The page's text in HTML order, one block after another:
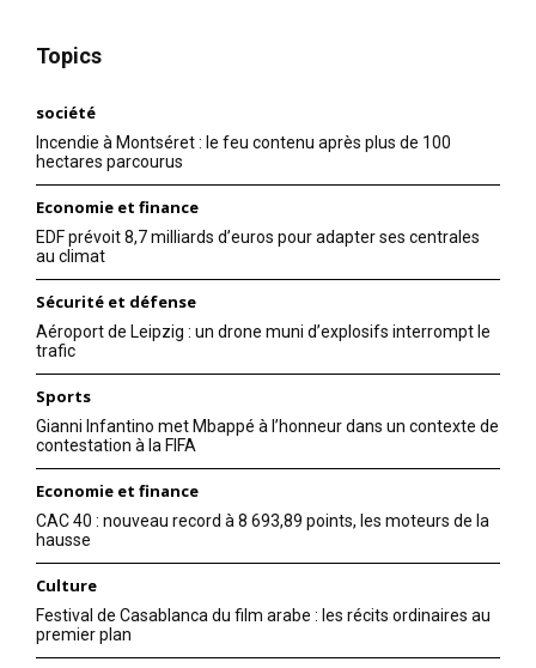
Topics
société
Incendie à Montséret : le feu contenu après plus de 100
hectares parcourus
Economie et finance
EDF prévoit 8,7 milliards d’euros pour adapter ses centrales
au climat
Sécurité et défense
Aéroport de Leipzig : un drone muni d’explosifs interrompt le
trafic
Sports
Gianni Infantino met Mbappé à l’honneur dans un contexte de
contestation à la FIFA
Economie et finance
CAC 40 : nouveau record à 8 693,89 points, les moteurs de la
hausse
Culture
Festival de Casablanca du film arabe : les récits ordinaires au
premier plan